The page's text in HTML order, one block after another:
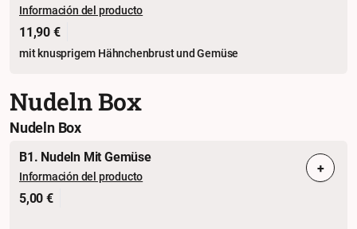
Información del producto
11,90 €
mit knusprigem Hähnchenbrust und Gemüse
Nudeln Box
Nudeln Box
B1. Nudeln Mit Gemüse
Información del producto
5,00 €
+